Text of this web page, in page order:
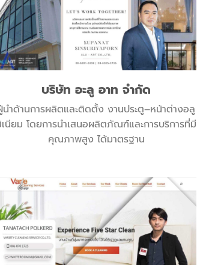
บริษัท อะลู อาท จำกัด
นำด้านการผลิตและติดตั้ง งานประตู–หน้าต่างอลู
นียม โดยการนำเสนอผลิตภัณฑ์และการบริการที่มี
คุณภาพสูง ได้มาตรฐาน